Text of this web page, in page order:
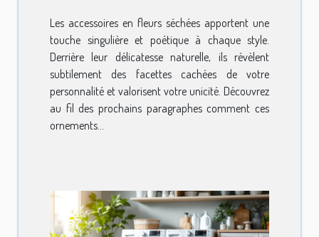
Les accessoires en fleurs séchées apportent une
touche singulière et poétique à chaque style.
Derrière leur délicatesse naturelle, ils révèlent
subtilement des facettes cachées de votre
personnalité et valorisent votre unicité. Découvrez
au fil des prochains paragraphes comment ces
ornements...